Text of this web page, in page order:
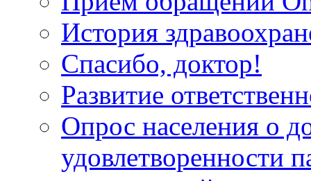
История
Спасибо, доктор!
Развитие
Опрос населения о
удовлетворенности